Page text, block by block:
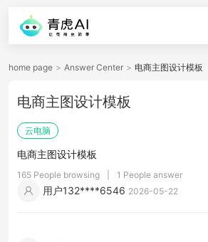
home page > Answer Center > 电商主图设计模板
电商主图设计模板
云电脑
电商主图设计模板
165 People browsing 1 People answer
用户132****6546 2026-05-22